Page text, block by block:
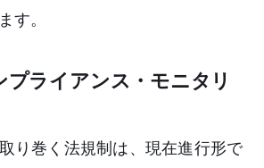
す。
プライアンス・モニタリ
り巻く法規制は、現在進行形で